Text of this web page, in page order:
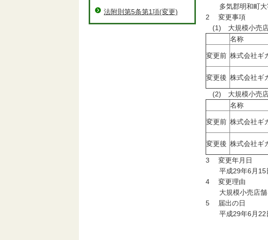
多気郡明和町大
2 変更事項
(1) 大規模小売店
名称
変更前 株式会社ギ
変更後 株式会社ギ
(2) 大規模小売店
名称
変更前 株式会社ギ
変更後 株式会社ギ
3 変更年月日
平成29年6月15
4 変更理由
大規模小売店舗
5 届出の日
平成29年6月22
法附則第5条第1項(変更)